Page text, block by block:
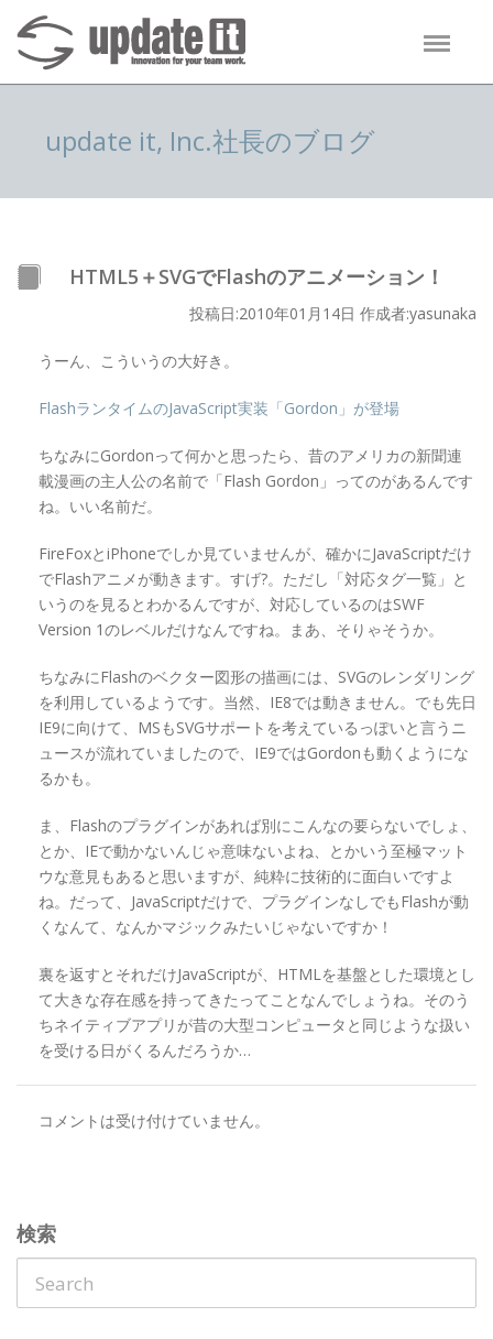
update it, Inc.社長のブログ
HTML5＋SVGでFlashのアニメーション！
投稿日:2010年01月14日 作成者:yasunaka
うーん、こういうの大好き。
FlashランタイムのJavaScript実装「Gordon」が登場
ちなみにGordonって何かと思ったら、昔のアメリカの新聞連
載漫画の主人公の名前で「Flash Gordon」ってのがあるんです
ね。いい名前だ。
FireFoxとiPhoneでしか見ていませんが、確かにJavaScriptだけ
でFlashアニメが動きます。すげ?。ただし「対応タグ一覧」と
いうのを見るとわかるんですが、対応しているのはSWF
Version 1のレベルだけなんですね。まあ、そりゃそうか。
ちなみにFlashのベクター図形の描画には、SVGのレンダリング
を利用しているようです。当然、IE8では動きません。でも先日
IE9に向けて、MSもSVGサポートを考えているっぽいと言うニ
ュースが流れていましたので、IE9ではGordonも動くようにな
るかも。
ま、Flashのプラグインがあれば別にこんなの要らないでしょ、
とか、IEで動かないんじゃ意味ないよね、とかいう至極マット
ウな意見もあると思いますが、純粋に技術的に面白いですよ
ね。だって、JavaScriptだけで、プラグインなしでもFlashが動
くなんて、なんかマジックみたいじゃないですか！
裏を返すとそれだけJavaScriptが、HTMLを基盤とした環境とし
て大きな存在感を持ってきたってことなんでしょうね。そのう
ちネイティブアプリが昔の大型コンピュータと同じような扱い
を受ける日がくるんだろうか…
コメントは受け付けていません。
検索